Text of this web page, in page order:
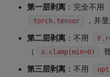
第一层剥离 ：完全不用
torch.tensor
，并
第二层剥离 ：不用
（
x.clamp(min=0)
第三层剥离 ：不用